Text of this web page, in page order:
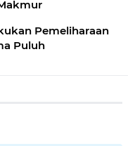
Pemeliharaan
Puluh